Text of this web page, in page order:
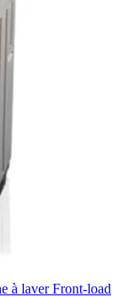
à laver Front-load